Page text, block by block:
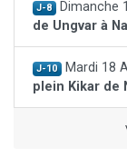
J-8 Dimanche
de Ungvar à
J-10 Mardi 18
plein Kikar de